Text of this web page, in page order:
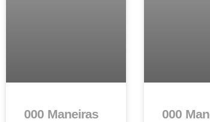
000 Maneiras
000